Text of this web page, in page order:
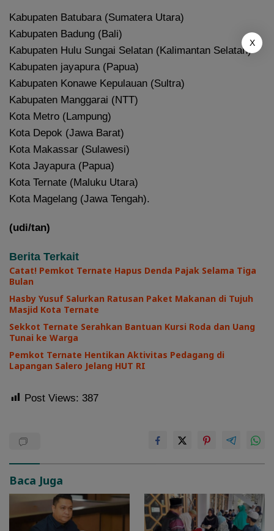
Kabupaten Batubara (Sumatera Utara)
Kabupaten Badung (Bali)
Kabupaten Hulu Sungai Selatan (Kalimantan Selatan)
Kabupaten jayapura (Papua)
Kabupaten Konawe Kepulauan (Sultra)
Kabupaten Manggarai (NTT)
Kota Metro (Lampung)
Kota Depok (Jawa Barat)
Kota Makassar (Sulawesi)
Kota Jayapura (Papua)
Kota Ternate (Maluku Utara)
Kota Magelang (Jawa Tengah).
(udi/tan)
Berita Terkait
Catat! Pemkot Ternate Hapus Denda Pajak Selama Tiga
Bulan
Hasby Yusuf Salurkan Ratusan Paket Makanan di Tujuh
Masjid Kota Ternate
Sekkot Ternate Serahkan Bantuan Kursi Roda dan Uang
Tunai ke Warga
Pemkot Ternate Hentikan Aktivitas Pedagang di
Lapangan Salero Jelang HUT RI
Post Views: 387
Baca Juga
X